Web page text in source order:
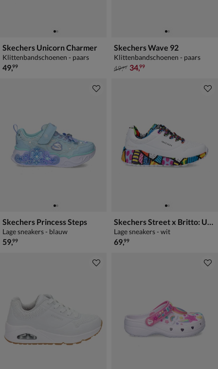
Skechers Unicorn Charmer
Klittenbandschoenen - paars
€ 49,99
49,99
Skechers Wave 92
Klittenbandschoenen - paars
van € 49,99 voor € 34,99
49,99 34,99
Skechers Princess Steps
Lage sneakers - blauw
€ 59,99
59,99
Skechers Street x Britto: UNO Lite - Britto Landscape
Lage sneakers - wit
€ 69,99
69,99